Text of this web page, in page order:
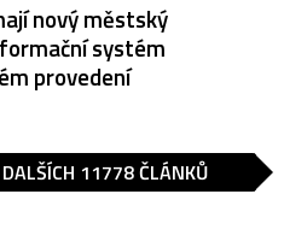
nový městský
systém
provedení
DALŠÍCH 11778 ČLÁNKŮ